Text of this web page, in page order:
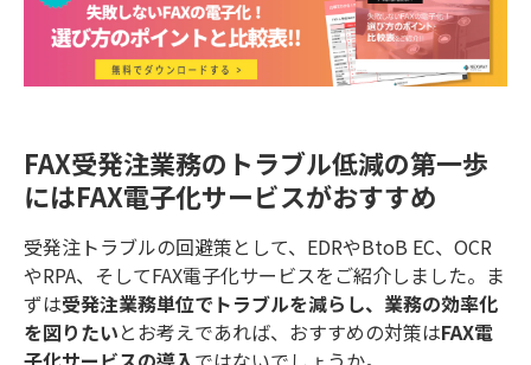
FAX受発注業務のトラブル低減の第一歩
にはFAX電子化サービスがおすすめ
受発注トラブルの回避策として、EDRやBtoB EC、OCR
やRPA、そしてFAX電子化サービスをご紹介しました。ま
ずは受発注業務単位でトラブルを減らし、業務の効率化
を図りたいとお考えであれば、おすすめの対策はFAX電